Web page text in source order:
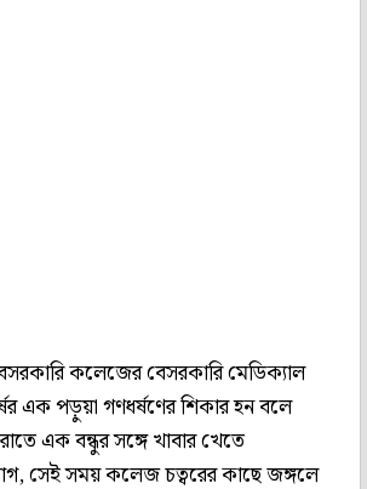
কলেজের বেসরকারি মেডিক্যাল
এক পড়ুয়া গণধর্ষণের শিকার হন বলে
এক বন্ধুর সঙ্গে খাবার খেতে
সেই সময় কলেজ চত্বরের কাছে জঙ্গলে